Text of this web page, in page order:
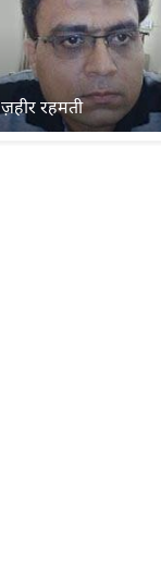
ज़हीर रहमती